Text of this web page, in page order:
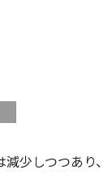
少しつつあり、